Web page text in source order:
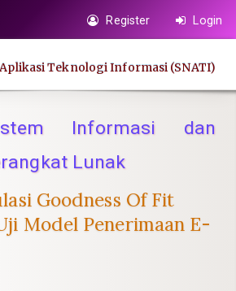
Register Login
Teknologi Informasi (SNATI)
Informasi dan
Lunak
Goodness Of Fit
Model Penerimaan E-